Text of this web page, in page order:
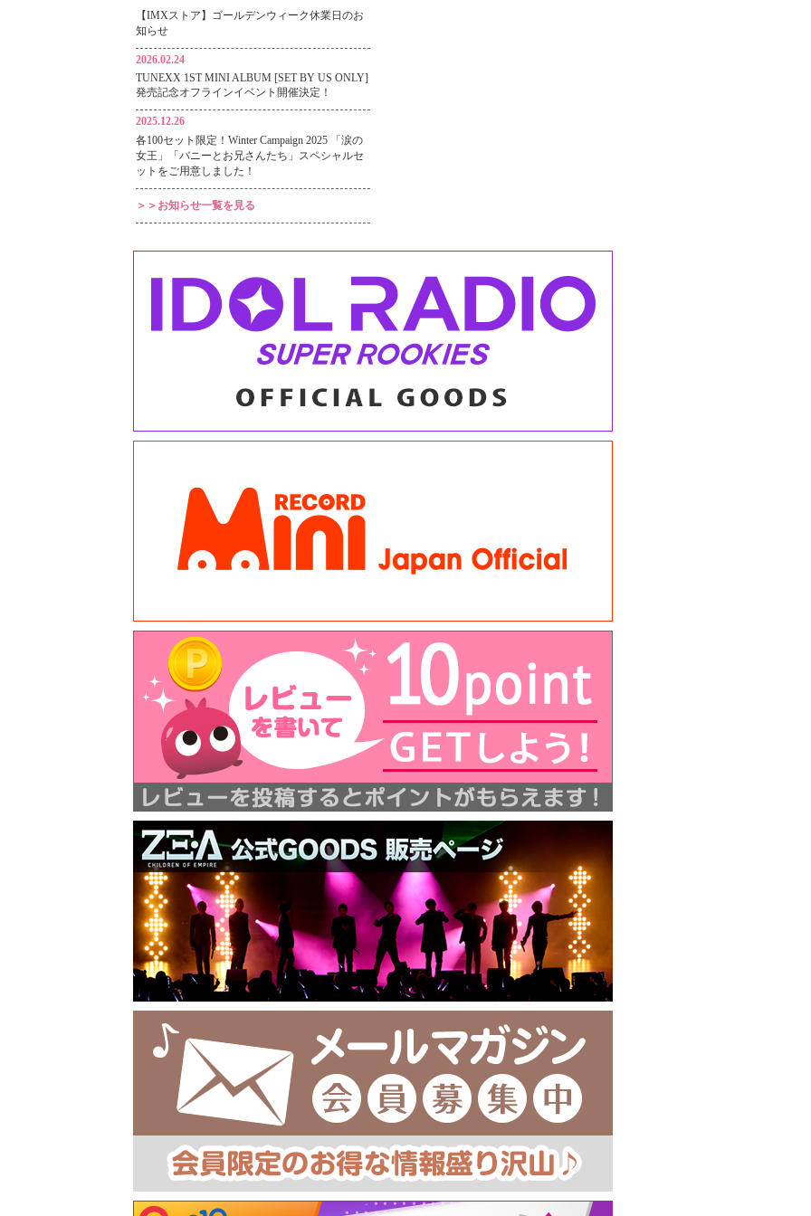
【IMXストア】ゴールデンウィーク休業日のお
知らせ
2026.02.24
TUNEXX 1ST MINI ALBUM [SET BY US ONLY]
発売記念オフラインイベント開催決定！
2025.12.26
各100セット限定！Winter Campaign 2025 「涙の
女王」「バニーとお兄さんたち」スペシャルセ
ットをご用意しました！
＞＞お知らせ一覧を見る